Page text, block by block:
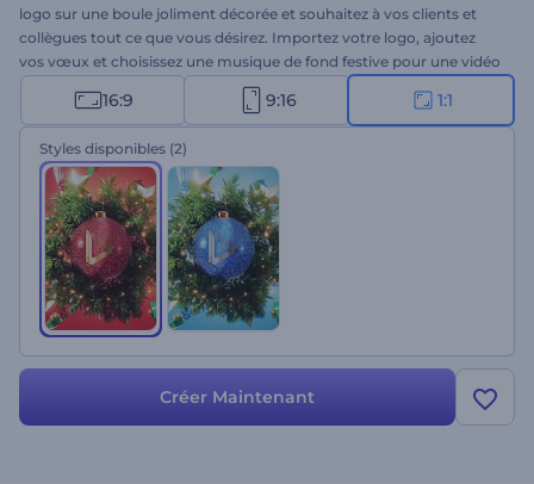
logo sur une boule joliment décorée et souhaitez à vos clients et
collègues tout ce que vous désirez. Importez votre logo, ajoutez
vos vœux et choisissez une musique de fond festive pour une vidéo
de vacances unique. Que vous souhaitiez des vœux joyeux, des
promotions de vacances, des annonces spéciales ou des invitations
à des événements, ce modèle est un choix parfait. Essayez-le dès
maintenant !
16:9 9:16 1:1
Styles disponibles (2)
Créer Maintenant